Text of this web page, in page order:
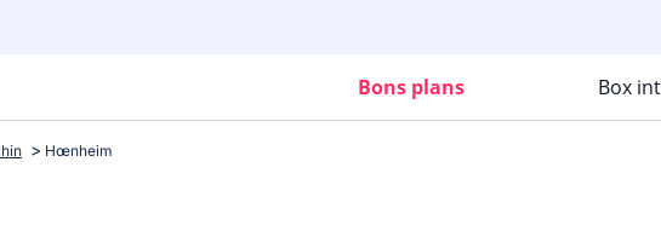
Bons plans Box
Hœnheim